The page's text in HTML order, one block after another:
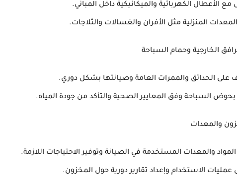
مع الأعطال الكهربائية والميكانيكية داخل المباني.
المنزلية مثل الأفران والغسالات والثلاجات.
الخارجية وحمام السباحة
على الحدائق والممرات العامة وصيانتها بشكل دوري.
بحوض السباحة وفق المعايير الصحية والتأكد من جودة المياه.
والمعدات
المواد والمعدات المستخدمة في الصيانة وتوفير الاحتياجات اللازمة.
الاستخدام وإعداد تقارير دورية حول المخزون.